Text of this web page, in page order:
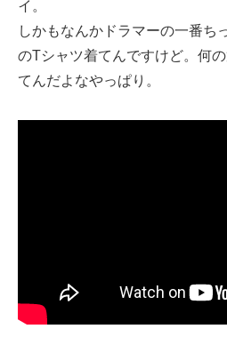
イ。
しかもなんかドラマーの一番ち
のTシャツ着てんですけど。何
てんだよなやっぱり。